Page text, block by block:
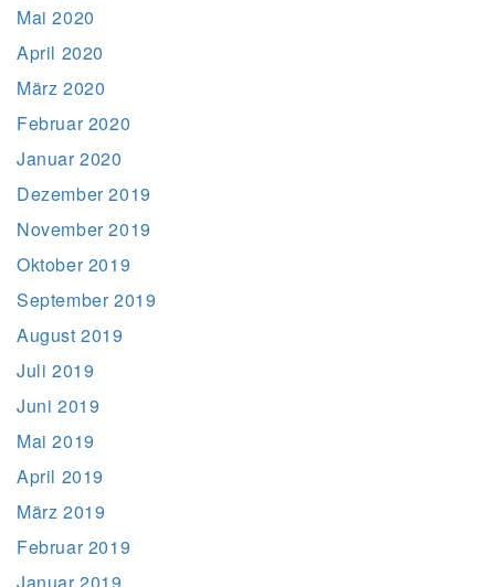
Mai 2020
April 2020
März 2020
Februar 2020
Januar 2020
Dezember 2019
November 2019
Oktober 2019
September 2019
August 2019
Juli 2019
Juni 2019
Mai 2019
April 2019
März 2019
Februar 2019